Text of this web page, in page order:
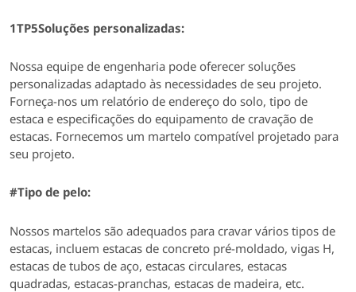
1TP5Soluções personalizadas:
Nossa equipe de engenharia pode oferecer soluções
personalizadas adaptado às necessidades de seu projeto.
Forneça-nos um relatório de endereço do solo, tipo de
estaca e especificações do equipamento de cravação de
estacas. Fornecemos um martelo compatível projetado para
seu projeto.
#Tipo de pelo:
Nossos martelos são adequados para cravar vários tipos de
estacas, incluem estacas de concreto pré-moldado, vigas H,
estacas de tubos de aço, estacas circulares, estacas
quadradas, estacas-pranchas, estacas de madeira, etc.